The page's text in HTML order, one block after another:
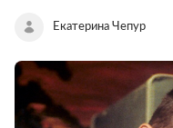
Екатерина Чепур